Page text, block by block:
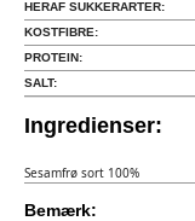
HERAF SUKKERARTER:
KOSTFIBRE:
PROTEIN:
SALT:
Ingredienser:
Sesamfrø sort 100%
Bemærk: